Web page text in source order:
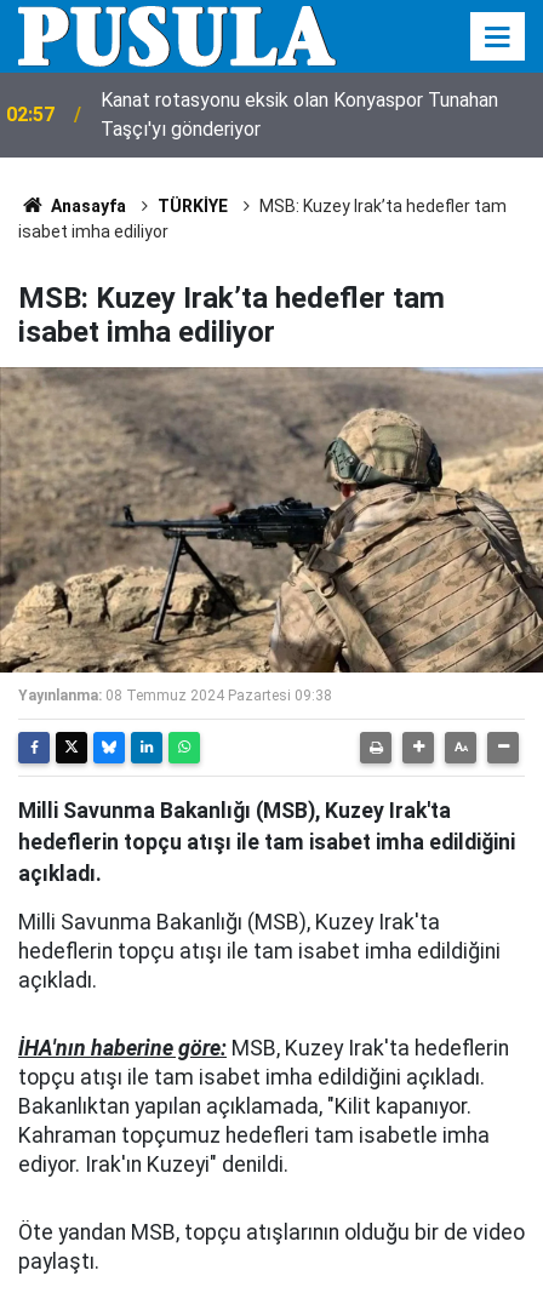
02:57
Kanat rotasyonu eksik olan Konyaspor Tunahan
Taşçı'yı gönderiyor
Anasayfa TÜRKİYE
MSB: Kuzey Irak’ta hedefler tam
isabet imha ediliyor
MSB: Kuzey Irak’ta hedefler tam
isabet imha ediliyor
Yayınlanma: 08 Temmuz 2024 Pazartesi 09:38
Milli Savunma Bakanlığı (MSB), Kuzey Irak'ta
hedeflerin topçu atışı ile tam isabet imha edildiğini
açıkladı.
Milli Savunma Bakanlığı (MSB), Kuzey Irak'ta
hedeflerin topçu atışı ile tam isabet imha edildiğini
açıkladı.
İHA'nın haberine göre: MSB, Kuzey Irak'ta hedeflerin
topçu atışı ile tam isabet imha edildiğini açıkladı.
Bakanlıktan yapılan açıklamada, "Kilit kapanıyor.
Kahraman topçumuz hedefleri tam isabetle imha
ediyor. Irak'ın Kuzeyi" denildi.
Öte yandan MSB, topçu atışlarının olduğu bir de video
paylaştı.